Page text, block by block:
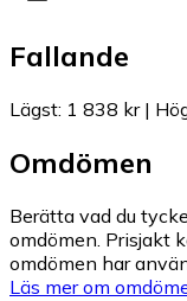
Fallande
Lägst: 1 838 kr|
Omdömen
Berätta vad du
omdömen. Prisjakt
omdömen har
Läs mer om